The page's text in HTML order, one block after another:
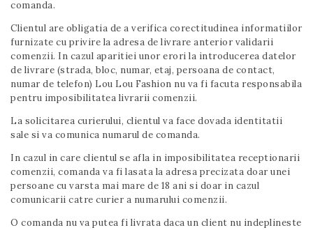
comanda.
Clientul are obligatia de a verifica corectitudinea informatiilor
furnizate cu privire la adresa de livrare anterior validarii
comenzii. In cazul aparitiei unor erori la introducerea datelor
de livrare (strada, bloc, numar, etaj, persoana de contact,
numar de telefon) Lou Lou Fashion nu va fi facuta responsabila
pentru imposibilitatea livrarii comenzii.
La solicitarea curierului, clientul va face dovada identitatii
sale si va comunica numarul de comanda.
In cazul in care clientul se afla in imposibilitatea receptionarii
comenzii, comanda va fi lasata la adresa precizata doar unei
persoane cu varsta mai mare de 18 ani si doar in cazul
comunicarii catre curier a numarului comenzii.
O comanda nu va putea fi livrata daca un client nu indeplineste